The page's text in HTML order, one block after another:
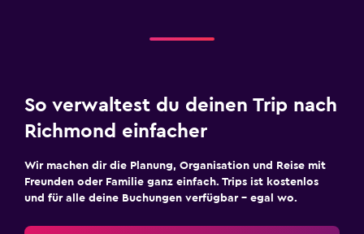
So verwaltest du deinen Trip nach
Richmond einfacher
Wir machen dir die Planung, Organisation und Reise mit
Freunden oder Familie ganz einfach. Trips ist kostenlos
und für alle deine Buchungen verfügbar – egal wo.